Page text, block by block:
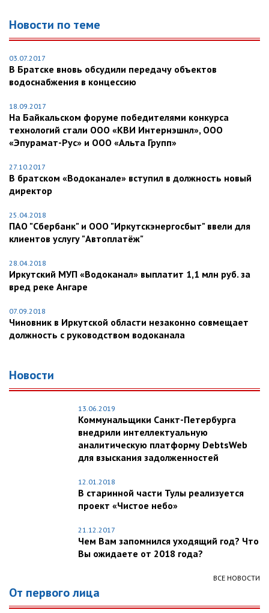
Новости по теме
03.07.2017
В Братске вновь обсудили передачу объектов
водоснабжения в концессию
18.09.2017
На Байкальском форуме победителями конкурса
технологий стали ООО «КВИ Интернэшнл», ООО
«Эпурамат-Рус» и ООО «Альта Групп»
27.10.2017
В братском «Водоканале» вступил в должность новый
директор
25.04.2018
ПАО "Сбербанк" и ООО "Иркутскэнергосбыт" ввели для
клиентов услугу "Автоплатёж"
28.04.2018
Иркутский МУП «Водоканал» выплатит 1,1 млн руб. за
вред реке Ангаре
07.09.2018
Чиновник в Иркутской области незаконно совмещает
должность с руководством водоканала
Новости
13.06.2019
Коммунальщики Санкт-Петербурга
внедрили интеллектуальную
аналитическую платформу DebtsWeb
для взыскания задолженностей
12.01.2018
В старинной части Тулы реализуется
проект «Чистое небо»
21.12.2017
Чем Вам запомнился уходящий год? Что
Вы ожидаете от 2018 года?
ВСЕ НОВОСТИ
От первого лица